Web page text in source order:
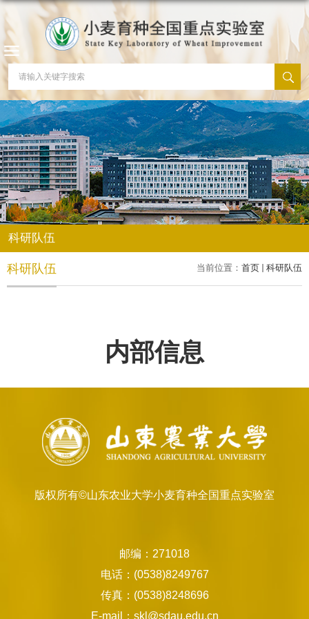
科研队伍
当前位置： 首页 科研队伍
科研队伍
内部信息
版权所有©山东农业大学小麦育种全国重点实验室
邮编：271018
电话：(0538)8249767
传真：(0538)8248696
E-mail：skl@sdau.edu.cn